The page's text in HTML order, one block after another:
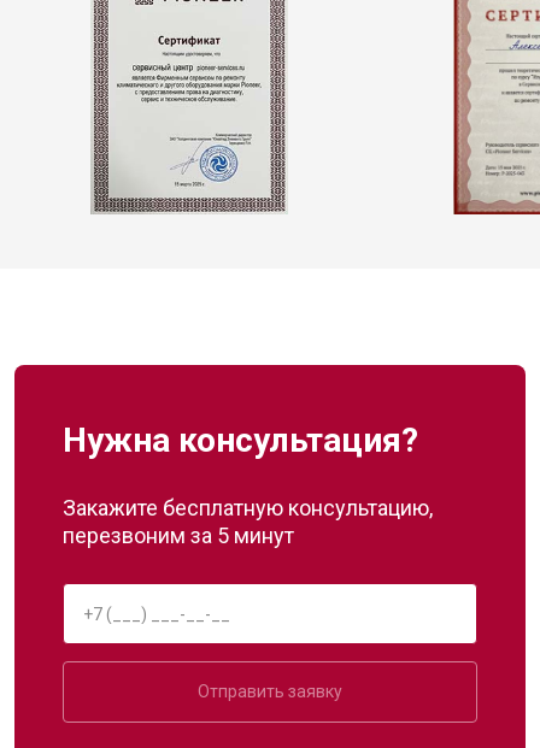
Нужна консультация?
Закажите бесплатную консультацию,
перезвоним за 5 минут
Отправить заявку